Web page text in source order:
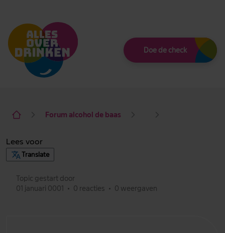
Doe de check
Forum alcohol de baas
Lees voor
Translate
Topic gestart door
01 januari 0001
• 0 reacties • 0 weergaven